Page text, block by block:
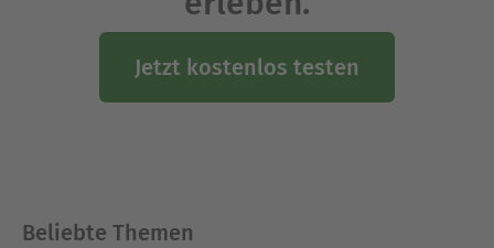
Jetzt kostenlos testen
Beliebte Themen